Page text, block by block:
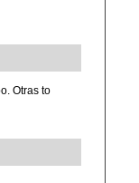
Otras to